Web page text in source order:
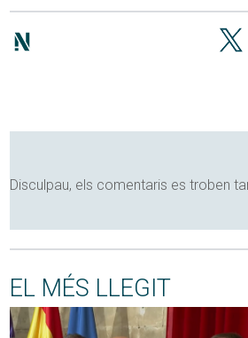
Disculpau, els comentaris es troben
EL MÉS LLEGIT